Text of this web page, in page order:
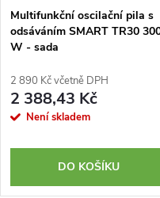
Multifunkční oscilační pila s
odsáváním SMART TR30
W - sada
2 890 Kč včetně DPH
2 388,43 Kč
Není skladem
DO KOŠÍKU